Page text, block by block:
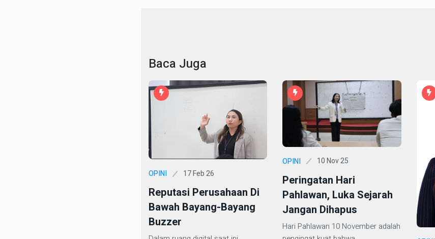
Baca Juga
OPINI 17 Feb 26
Reputasi Perusahaan Di
Bawah Bayang-Bayang
Buzzer
OPINI 10 Nov 25
Peringatan Hari
Pahlawan, Luka Sejarah
Jangan Dihapus
Hari Pahlawan 10 November adalah